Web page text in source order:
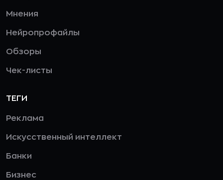
Мнения
Нейропрофайлы
Обзоры
Чек-листы
ТЕГИ
Реклама
Искусственный интеллект
Банки
Бизнес